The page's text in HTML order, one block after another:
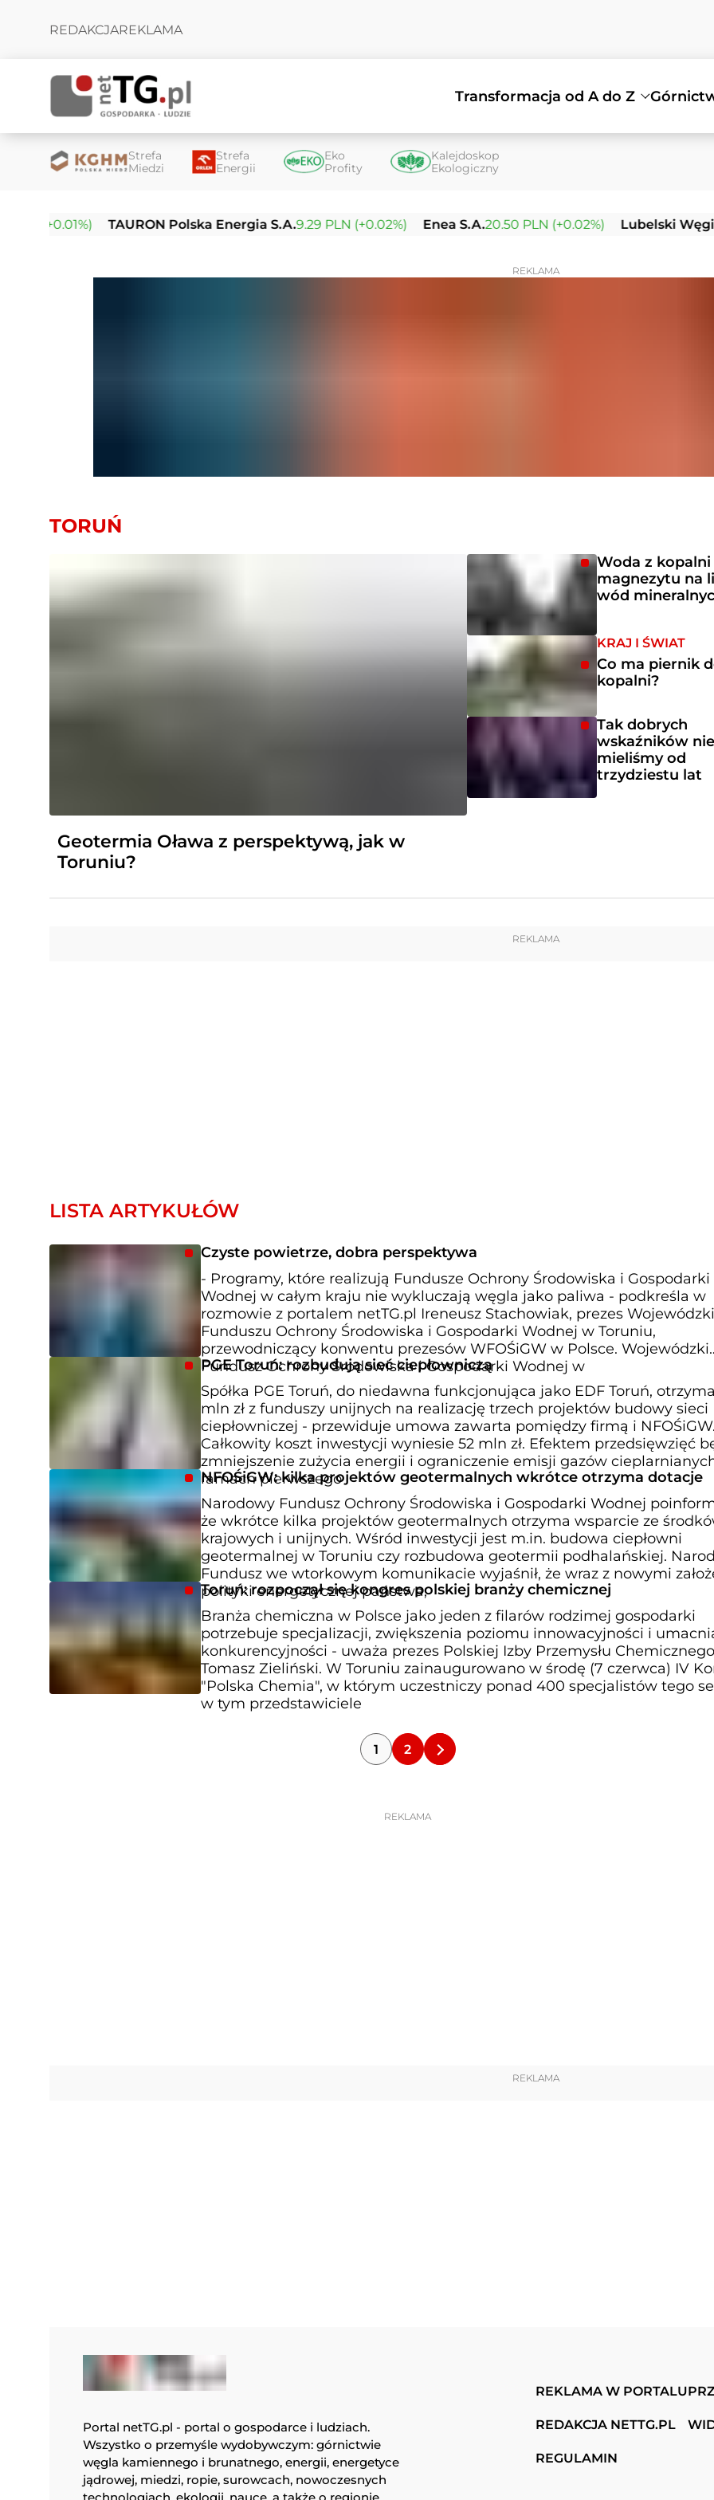
REDAKCJAREKLAMA
Transformacja od A do Z
Strefa
Miedzi
Strefa
Energii
Eko
Profity
Kalejdoskop
Ekologiczny
TAURON Polska Energia S.A.9.29 PLN (+0.02%) Enea S.A.20.50 PLN (+0.02%) Lubelski Węgiel
REKLAMA
TORUŃ
Geotermia Oława z perspektywą, jak w
Toruniu?
Woda z kopalni
magnezytu na
wód
KRAJ I ŚWIAT
Co ma piernik
kopalni?
Tak dobrych
wskaźników
mieliśmy od
trzydziestu lat
REKLAMA
LISTA ARTYKUŁÓW
Czyste powietrze, dobra perspektywa
- Programy, które realizują Fundusze Ochrony Środowiska i Gospodarki
Wodnej w całym kraju nie wykluczają węgla jako paliwa - podkreśla w
rozmowie z portalem netTG.pl Ireneusz Stachowiak, prezes
Funduszu Ochrony Środowiska i Gospodarki Wodnej w Toruniu,
przewodniczący konwentu prezesów WFOŚiGW w Polsce. Wojewódzki
Fundusz Ochrony Środowiska i Gospodarki Wodnej w
PGE Toruń: rozbudują sieć ciepłowniczą
Spółka PGE Toruń, do niedawna funkcjonująca jako EDF Toruń,
mln zł z funduszy unijnych na realizację trzech projektów budowy sieci
ciepłowniczej - przewiduje umowa zawarta pomiędzy firmą i
Całkowity koszt inwestycji wyniesie 52 mln zł. Efektem przedsięwzięć
zmniejszenie zużycia energii i ograniczenie emisji gazów
ramach pierwszego
NFOŚiGW: kilka projektów geotermalnych wkrótce otrzyma dotacje
Narodowy Fundusz Ochrony Środowiska i Gospodarki Wodnej
że wkrótce kilka projektów geotermalnych otrzyma wsparcie ze
krajowych i unijnych. Wśród inwestycji jest m.in. budowa ciepłowni
geotermalnej w Toruniu czy rozbudowa geotermii podhalańskiej.
Fundusz we wtorkowym komunikacie wyjaśnił, że wraz z nowymi
polityki energetycznej państwa,
Toruń: rozpoczął się kongres polskiej branży chemicznej
Branża chemiczna w Polsce jako jeden z filarów rodzimej gospodarki
potrzebuje specjalizacji, zwiększenia poziomu innowacyjności i
konkurencyjności - uważa prezes Polskiej Izby Przemysłu
Tomasz Zieliński. W Toruniu zainaugurowano w środę (7 czerwca) IV
"Polska Chemia", w którym uczestniczy ponad 400 specjalistów tego
w tym przedstawiciele
1 2
REKLAMA
REKLAMA
Portal netTG.pl - portal o gospodarce i ludziach.
Wszystko o przemyśle wydobywczym: górnictwie
węgla kamiennego i brunatnego, energii, energetyce
jądrowej, miedzi, ropie, surowcach, nowoczesnych
REKLAMA W PORTALU
REDAKCJA NETTG.PL
REGULAMIN